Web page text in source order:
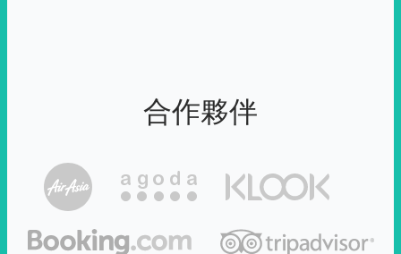
合作夥伴